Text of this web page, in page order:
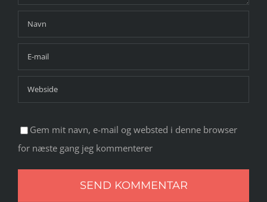
Gem mit navn, e-mail og websted i denne browser
for næste gang jeg kommenterer